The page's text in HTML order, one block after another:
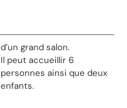
d’un grand salon.
Il peut accueillir 6
personnes ainsi que deux
enfants.